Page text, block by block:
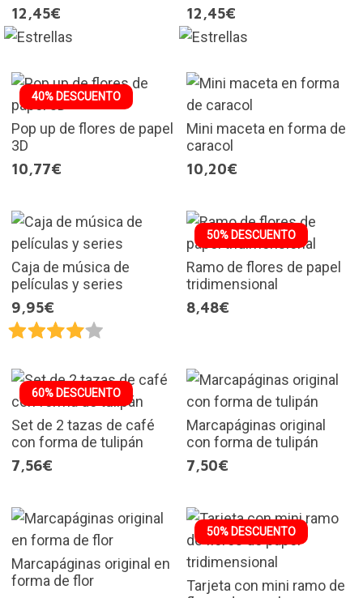
12,45€
12,45€
40% DESCUENTO
Pop up de flores de papel
3D
10,77€
Mini maceta en forma de
caracol
10,20€
Caja de música de
películas y series
9,95€
50% DESCUENTO
Ramo de flores de papel
tridimensional
8,48€
60% DESCUENTO
Set de 2 tazas de café
con forma de tulipán
7,56€
Marcapáginas original
con forma de tulipán
7,50€
Marcapáginas original en
forma de flor
50% DESCUENTO
Tarjeta con mini ramo de